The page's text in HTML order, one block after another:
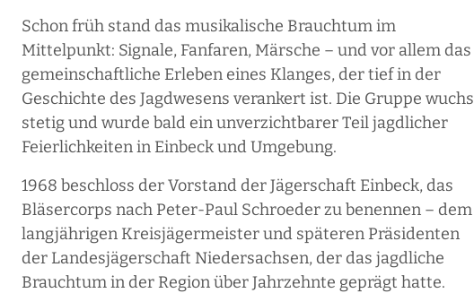
Schon früh stand das musikalische Brauchtum im
Mittelpunkt: Signale, Fanfaren, Märsche – und vor allem das
gemeinschaftliche Erleben eines Klanges, der tief in der
Geschichte des Jagdwesens verankert ist. Die Gruppe wuchs
stetig und wurde bald ein unverzichtbarer Teil jagdlicher
Feierlichkeiten in Einbeck und Umgebung.
1968 beschloss der Vorstand der Jägerschaft Einbeck, das
Bläsercorps nach Peter-Paul Schroeder zu benennen – dem
langjährigen Kreisjägermeister und späteren Präsidenten
der Landesjägerschaft Niedersachsen, der das jagdliche
Brauchtum in der Region über Jahrzehnte geprägt hatte.